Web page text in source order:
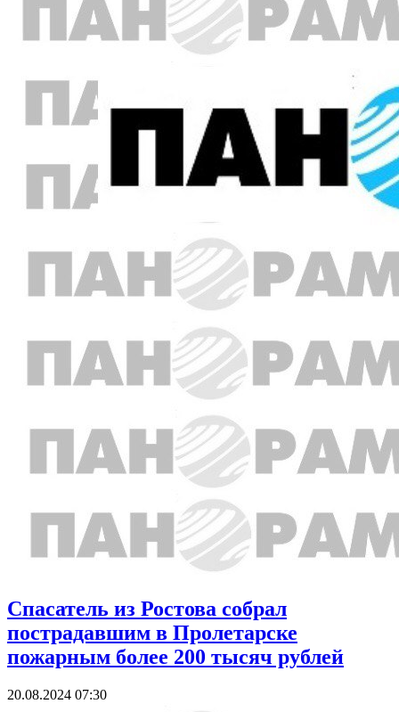
Спасатель из Ростова собрал
пострадавшим в Пролетарске
пожарным более 200 тысяч рублей
20.08.2024 07:30